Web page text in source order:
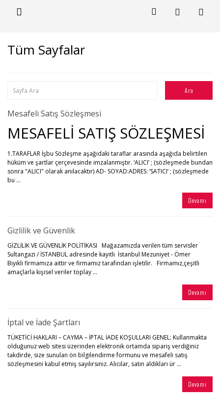
Tüm Sayfalar
Mesafeli Satış Sözleşmesi
MESAFELİ SATIŞ SÖZLEŞMESİ
1.TARAFLAR İşbu Sözleşme aşağıdaki taraflar arasında aşağıda belirtilen
hüküm ve şartlar çerçevesinde imzalanmıştır. ‘ALICI’ ; (sözleşmede bundan
sonra "ALICI" olarak anılacaktır) AD- SOYAD:ADRES: ‘SATICI’ ; (sözleşmede
bu ...
Devamı
Gizlilik ve Güvenlik
GİZLİLİK VE GÜVENLİK POLİTİKASI Mağazamızda verilen tüm servisler
Sultangazi / İSTANBUL adresinde kayıtlı İstanbul Mezuniyet - Ömer
Bıyıklı firmamıza aittir ve firmamız tarafından işletilir. Firmamız,çeşitli
amaçlarla kişisel veriler toplay ...
Devamı
İptal ve İade Şartları
TÜKETİCİ HAKLARI – CAYMA – İPTAL İADE KOŞULLARI GENEL: Kullanmakta
olduğunuz web sitesi üzerinden elektronik ortamda sipariş verdiğiniz
takdirde, size sunulan ön bilgilendirme formunu ve mesafeli satış
sözleşmesini kabul etmiş sayılırsınız. Alıcılar, satın aldıkları ür ...
Devamı